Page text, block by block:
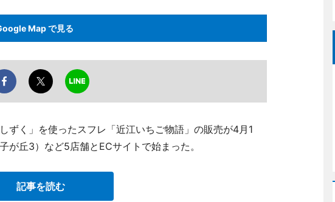
Map で見る
ずく」を使ったスフレ「近江いちご物語」の販売が4月1
丘3）など5店舗とECサイトで始まった。
記事を読む